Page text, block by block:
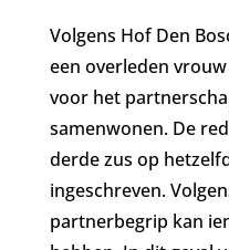
Volgens Hof Den
een overleden
voor het
samenwonen. De
derde zus op
ingeschreven.
partnerbegrip kan